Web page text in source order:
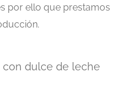
por ello que prestamos
con dulce de leche